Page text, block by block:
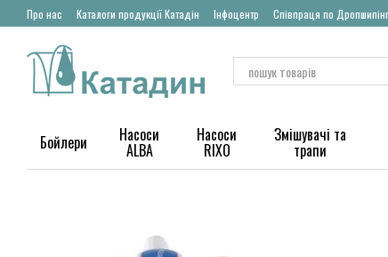
Перейти до основного контенту
Про нас Каталоги продукції Катадін Інфоцентр Співпраця по
Бойлери Насоси
ALBA
Насоси
RIXO
Змішувачі та
трапи